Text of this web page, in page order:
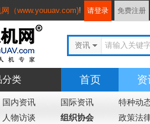
（www.youuav.com)! 请登录 免费注册
资讯
分类 首页 资
国内资讯 国际资讯 特种动
人物访谈 组织协会 政策法